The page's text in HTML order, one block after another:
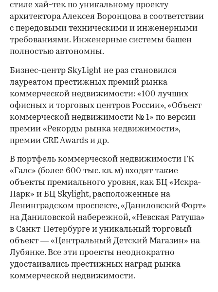
стиле хай-тек по уникальному проекту
архитектора Алексея Воронцова в соответствии
с передовыми техническими и инженерными
требованиями. Инженерные системы башен
полностью автономны.
00:00
Бизнес-центр SkyLight не раз становился
лауреатом престижных премий рынка
коммерческой недвижимости: «100 лучших
офисных и торговых центров России», «Объект
коммерческой недвижимости № 1» по версии
премии «Рекорды рынка недвижимости»,
премии CRE Awards и др.
В портфель коммерческой недвижимости ГК
«Галс» (более 600 тыс. кв. м) входят такие
объекты премиального уровня, как БЦ «Искра-
Парк» и БЦ Skylight, расположенные на
Ленинградском проспекте, «Даниловский Форт»
на Даниловской набережной, «Невская Ратуша»
в Санкт-Петербурге и уникальный торговый
объект — «Центральный Детский Магазин» на
Лубянке. Все эти проекты неоднократно
удостаивались престижных наград рынка
коммерческой недвижимости.